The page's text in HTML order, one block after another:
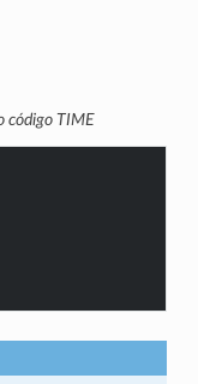
código TIME